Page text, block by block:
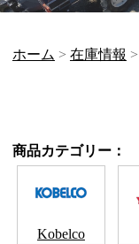
ホーム > 在庫情報 >
商品カテゴリー：
Kobelco